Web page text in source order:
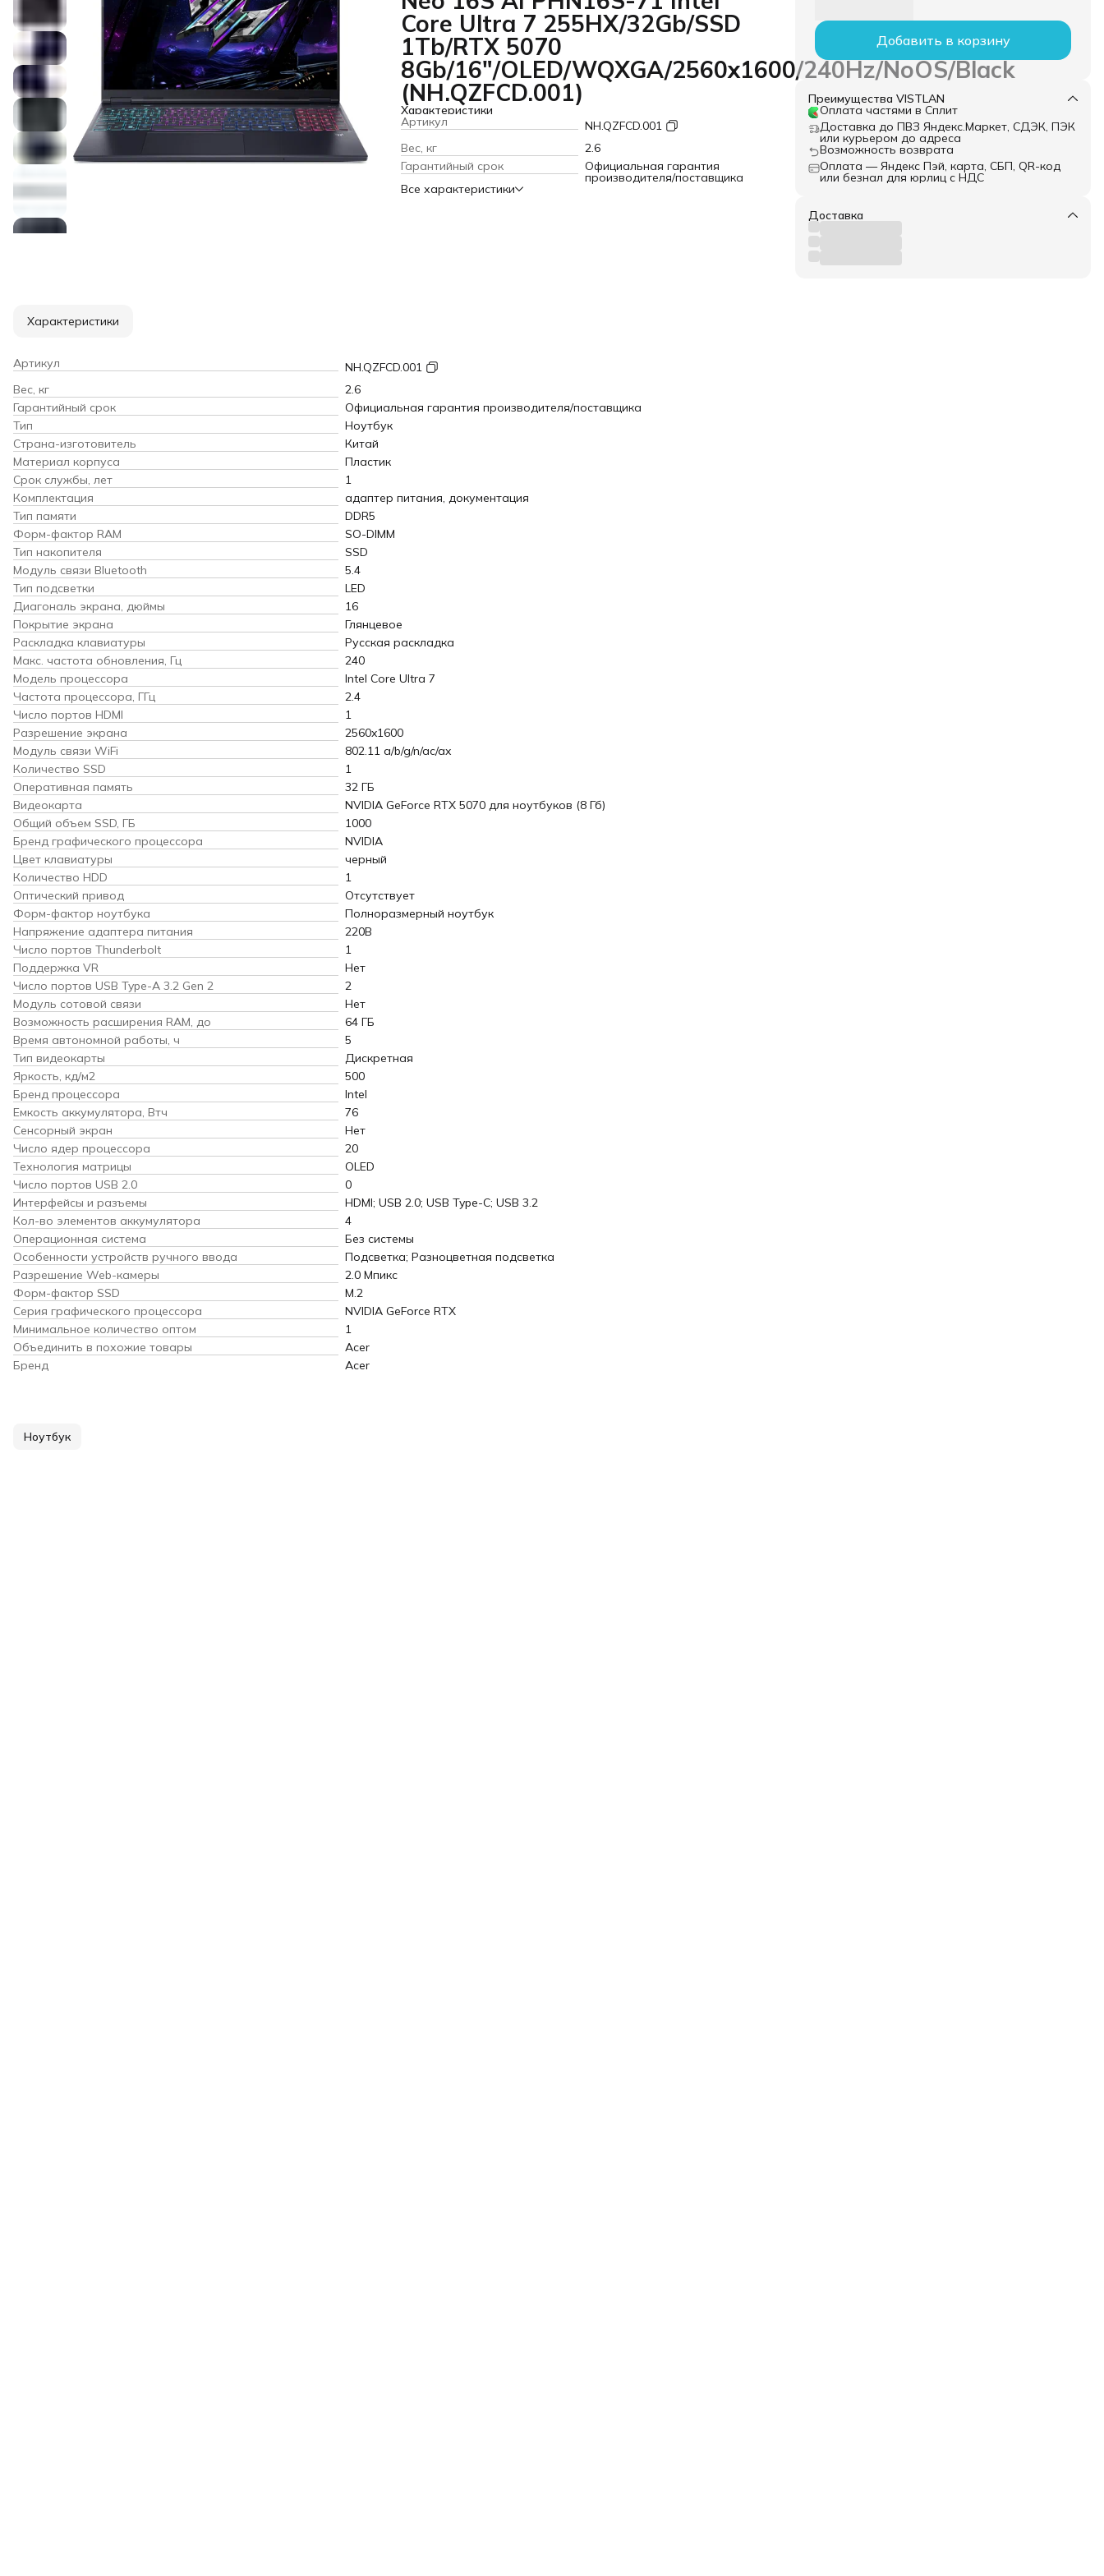
Core Ultra 7 255HX/32Gb/SSD
1Tb/RTX 5070
8Gb/16"/OLED/WQXGA/2560x1600/240Hz/NoOS/Black
(NH.QZFCD.001)
Характеристики
Артикул
NH.QZFCD.001
Вес, кг
2.6
Гарантийный срок
Официальная гарантия
производителя/поставщика
Все характеристики
Добавить в корзину
Преимущества VISTLAN
Оплата частями в Сплит
Доставка до ПВЗ Яндекс.Маркет, СДЭК, ПЭК
или курьером до адреса
Возможность возврата
Оплата — Яндекс Пэй, карта, СБП, QR-код
или безнал для юрлиц с НДС
Доставка
Характеристики
Артикул
NH.QZFCD.001
Вес, кг
2.6
Гарантийный срок
Официальная гарантия производителя/поставщика
Тип
Ноутбук
Страна-изготовитель
Китай
Материал корпуса
Пластик
Срок службы, лет
1
Комплектация
адаптер питания, документация
Тип памяти
DDR5
Форм-фактор RAM
SO-DIMM
Тип накопителя
SSD
Модуль связи Bluetooth
5.4
Тип подсветки
LED
Диагональ экрана, дюймы
16
Покрытие экрана
Глянцевое
Раскладка клавиатуры
Русская раскладка
Макс. частота обновления, Гц
240
Модель процессора
Intel Core Ultra 7
Частота процессора, ГГц
2.4
Число портов HDMI
1
Разрешение экрана
2560x1600
Модуль связи WiFi
802.11 a/b/g/n/ac/ax
Количество SSD
1
Оперативная память
32 ГБ
Видеокарта
NVIDIA GeForce RTX 5070 для ноутбуков (8 Гб)
Общий объем SSD, ГБ
1000
Бренд графического процессора
NVIDIA
Цвет клавиатуры
черный
Количество HDD
1
Оптический привод
Отсутствует
Форм-фактор ноутбука
Полноразмерный ноутбук
Напряжение адаптера питания
220В
Число портов Thunderbolt
1
Поддержка VR
Нет
Число портов USB Type-A 3.2 Gen 2
2
Модуль сотовой связи
Нет
Возможность расширения RAM, до
64 ГБ
Время автономной работы, ч
5
Тип видеокарты
Дискретная
Яркость, кд/м2
500
Бренд процессора
Intel
Емкость аккумулятора, Втч
76
Сенсорный экран
Нет
Число ядер процессора
20
Технология матрицы
OLED
Число портов USB 2.0
0
Интерфейсы и разъемы
HDMI; USB 2.0; USB Type-C; USB 3.2
Кол-во элементов аккумулятора
4
Операционная система
Без системы
Особенности устройств ручного ввода
Подсветка; Разноцветная подсветка
Разрешение Web-камеры
2.0 Мпикс
Форм-фактор SSD
M.2
Серия графического процессора
NVIDIA GeForce RTX
Минимальное количество оптом
1
Объединить в похожие товары
Acer
Бренд
Acer
Ноутбук